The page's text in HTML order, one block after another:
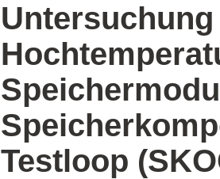
Testloop